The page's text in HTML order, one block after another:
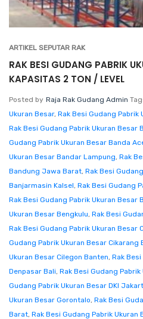
ARTIKEL SEPUTAR RAK
RAK BESI GUDANG PABRIK
KAPASITAS 2 TON / LEVEL
Posted by Raja Rak Gudang Admin
Ukuran Besar, Rak Besi Gudang Pabrik
Rak Besi Gudang Pabrik Ukuran Besar
Gudang Pabrik Ukuran Besar Banda
Ukuran Besar Bandar Lampung, Rak
Bandung Jawa Barat, Rak Besi
Banjarmasin Kalsel, Rak Besi Gudang
Rak Besi Gudang Pabrik Ukuran Besar
Ukuran Besar Bengkulu, Rak Besi
Rak Besi Gudang Pabrik Ukuran Besar
Gudang Pabrik Ukuran Besar Cikarang
Ukuran Besar Cilegon Banten, Rak
Denpasar Bali, Rak Besi Gudang
Gudang Pabrik Ukuran Besar DKI
Ukuran Besar Gorontalo, Rak Besi
Barat, Rak Besi Gudang Pabrik